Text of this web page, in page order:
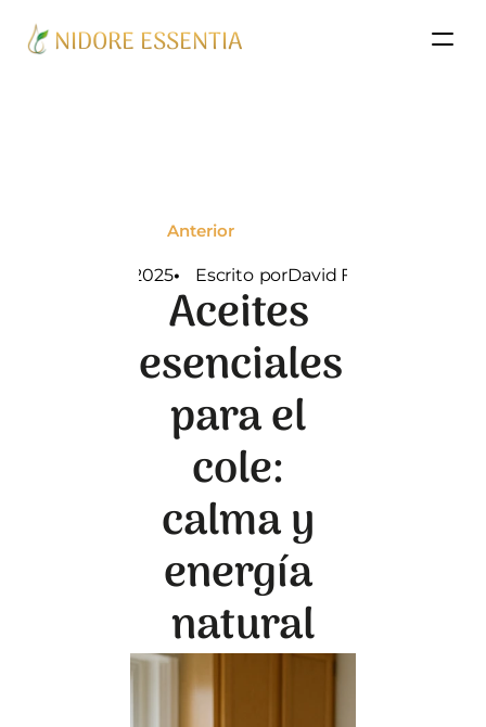
NIDORE ESSENTIA
Anterior
Ago 2025• Escrito porDavid Flores
Aceites
esenciales
para el
cole:
calma y
energía
natural